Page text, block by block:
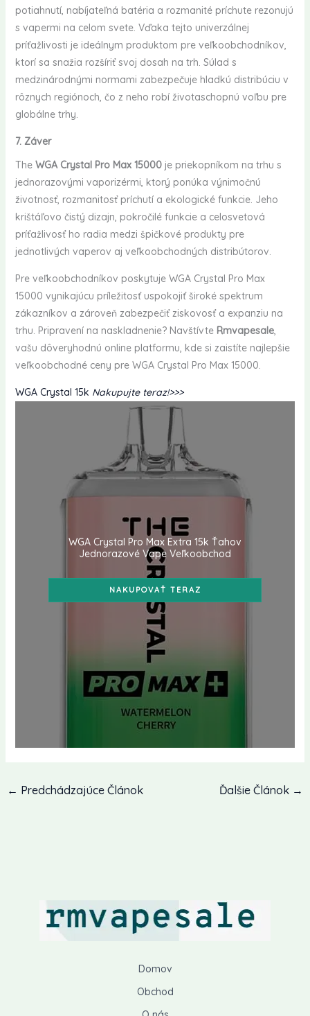
potiahnutí, nabíjateľná batéria a rozmanité príchute rezonujú
s vapermi na celom svete. Vďaka tejto univerzálnej
príťažlivosti je ideálnym produktom pre veľkoobchodníkov,
ktorí sa snažia rozšíriť svoj dosah na trh. Súlad s
medzinárodnými normami zabezpečuje hladkú distribúciu v
rôznych regiónoch, čo z neho robí životaschopnú voľbu pre
globálne trhy.
7. Záver
The WGA Crystal Pro Max 15000je priekopníkom na trhu s
jednorazovými vaporizérmi, ktorý ponúka výnimočnú
životnosť, rozmanitosť príchutí a ekologické funkcie. Jeho
krištáľovo čistý dizajn, pokročilé funkcie a celosvetová
príťažlivosť ho radia medzi špičkové produkty pre
jednotlivých vaperov aj veľkoobchodných distribútorov.
Pre veľkoobchodníkov poskytuje WGA Crystal Pro Max
15000 vynikajúcu príležitosť uspokojiť široké spektrum
zákazníkov a zároveň zabezpečiť ziskovosť a expanziu na
trhu. Pripravení na naskladnenie? Navštívte Rmvapesale,
vašu dôveryhodnú online platformu, kde si zaistíte najlepšie
veľkoobchodné ceny pre WGA Crystal Pro Max 15000.
WGA Crystal 15k Nakupujte teraz!>>>
WGA Crystal Pro Max Extra 15k Ťahov
Jednorazové Vape Veľkoobchod
NAKUPOVAŤ TERAZ
← Predchádzajúce Článok Ďalšie Článok →
Domov
Obchod